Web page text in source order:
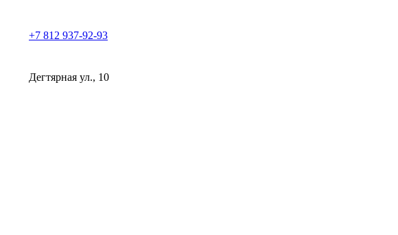
+7 812 937-92-93
Дегтярная ул., 10